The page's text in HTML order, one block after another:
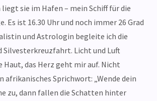
sie im Hafen – mein Schiff für die
Es ist 16.30 Uhr und noch immer 26 Grad
und Astrologin begleite ich die
Silvesterkreuzfahrt. Licht und Luft
das Herz geht mir auf. Nicht
afrikanisches Sprichwort: „Wende dein
zu, dann fallen die Schatten hinter